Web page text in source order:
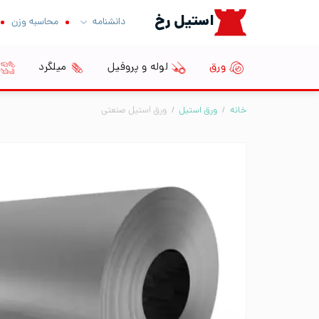
استیل رخ دانشنامه محاسبه وزن
ورق لوله و پروفیل میلگرد
خانه / ورق استیل / ورق استیل صنعتی